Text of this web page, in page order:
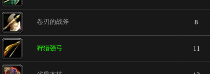
卷刃的战斧 8
狩猎强弓 11